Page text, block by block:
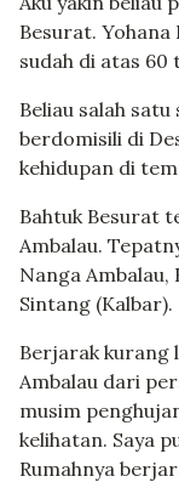
Besurat. Yohana
sudah di atas 60
Beliau salah
berdomisili di
kehidupan di
Bahtuk Besurat
Ambalau.
Nanga Ambalau,
Sintang (Kalbar).
Berjarak kurang
Ambalau dari
musim
kelihatan. Saya
Rumahnya